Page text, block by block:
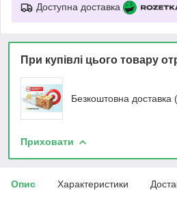
Доступна доставка
При купівлі цього товару
Безкоштовна
Приховати
Опис Характеристики